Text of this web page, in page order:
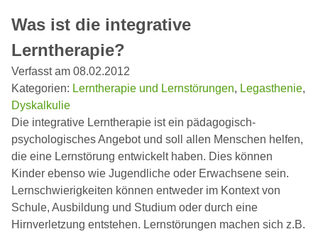
Was ist die integrative
Lerntherapie?
Verfasst am 08.02.2012
Kategorien: Lerntherapie und Lernstörungen, Legasthenie,
Dyskalkulie
Die integrative Lerntherapie ist ein pädagogisch-
psychologisches Angebot und soll allen Menschen helfen,
die eine Lernstörung entwickelt haben. Dies können
Kinder ebenso wie Jugendliche oder Erwachsene sein.
Lernschwierigkeiten können entweder im Kontext von
Schule, Ausbildung und Studium oder durch eine
Hirnverletzung entstehen. Lernstörungen machen sich z.B.